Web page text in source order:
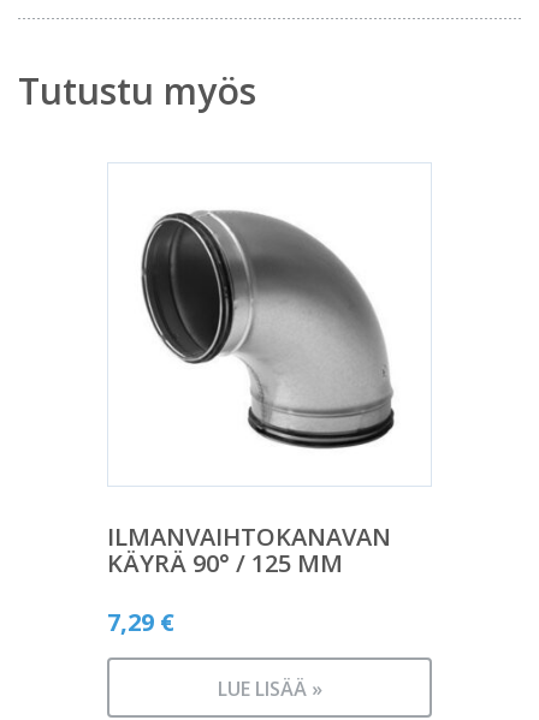
Tutustu myös
ILMANVAIHTOKANAVAN
KÄYRÄ 90° / 125 MM
7,29 €
LUE LISÄÄ »